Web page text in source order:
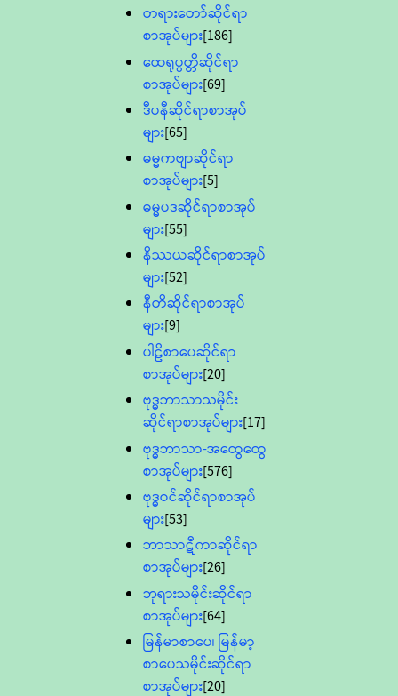
တရားတော်ဆိုင်ရာ
စာအုပ်များ[186]
ထေရုပ္ပတ္တိဆိုင်ရာ
စာအုပ်များ[69]
ဒီပနီဆိုင်ရာစာအုပ်
များ[65]
ဓမ္မကဗျာဆိုင်ရာ
စာအုပ်များ[5]
ဓမ္မပဒဆိုင်ရာစာအုပ်
များ[55]
နိဿယဆိုင်ရာစာအုပ်
များ[52]
နီတိဆိုင်ရာစာအုပ်
များ[9]
ပါဠိစာပေဆိုင်ရာ
စာအုပ်များ[20]
ဗုဒ္ဓဘာသာသမိုင်း
ဆိုင်ရာစာအုပ်များ[17]
ဗုဒ္ဓဘာသာ-အထွေထွေ
စာအုပ်များ[576]
ဗုဒ္ဓဝင်ဆိုင်ရာစာအုပ်
များ[53]
ဘာသာဋီကာဆိုင်ရာ
စာအုပ်များ[26]
ဘုရားသမိုင်းဆိုင်ရာ
စာအုပ်များ[64]
မြန်မာစာပေ၊ မြန်မာ့
စာပေသမိုင်းဆိုင်ရာ
စာအုပ်များ[20]